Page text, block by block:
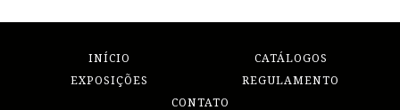
INÍCIO
CATÁLOGOS
EXPOSIÇÕES
REGULAMENTO
CONTATO